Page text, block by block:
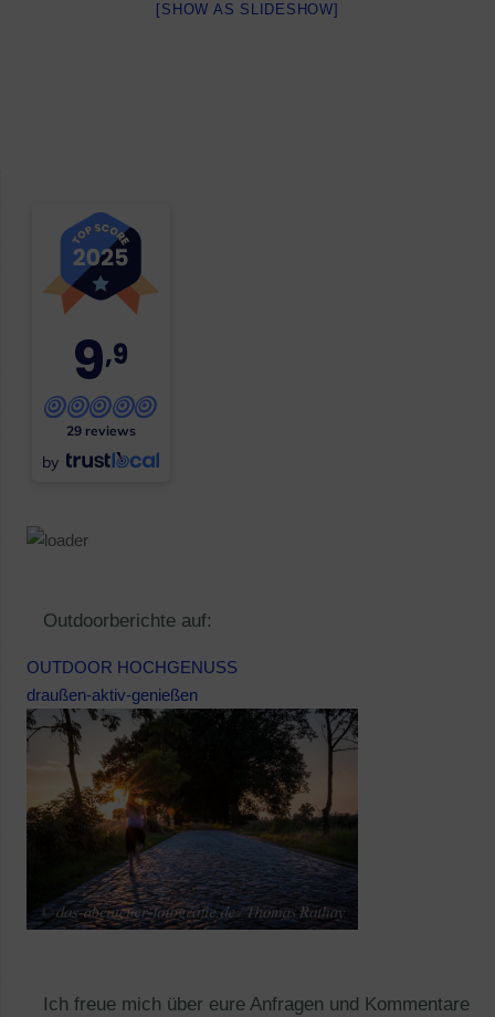
[SHOW AS SLIDESHOW]
9,9
29 reviews
by
Outdoorberichte auf:
OUTDOOR HOCHGENUSS
draußen-aktiv-genießen
Ich freue mich über eure Anfragen und Kommentare